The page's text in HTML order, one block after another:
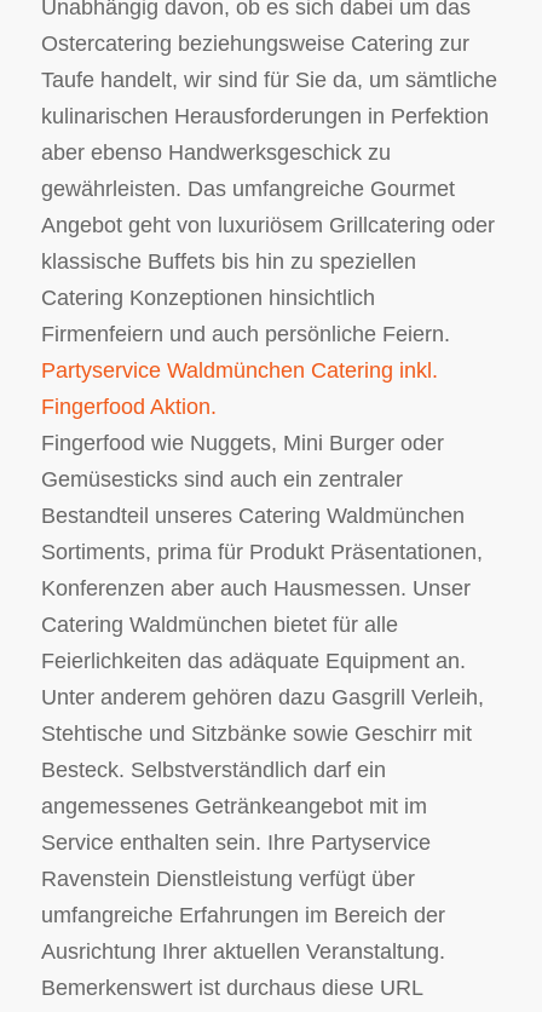
Unabhängig davon, ob es sich dabei um das
Ostercatering beziehungsweise Catering zur
Taufe handelt, wir sind für Sie da, um sämtliche
kulinarischen Herausforderungen in Perfektion
aber ebenso Handwerksgeschick zu
gewährleisten. Das umfangreiche Gourmet
Angebot geht von luxuriösem Grillcatering oder
klassische Buffets bis hin zu speziellen
Catering Konzeptionen hinsichtlich
Firmenfeiern und auch persönliche Feiern.
Partyservice Waldmünchen Catering inkl.
Fingerfood Aktion.
Fingerfood wie Nuggets, Mini Burger oder
Gemüsesticks sind auch ein zentraler
Bestandteil unseres Catering Waldmünchen
Sortiments, prima für Produkt Präsentationen,
Konferenzen aber auch Hausmessen. Unser
Catering Waldmünchen bietet für alle
Feierlichkeiten das adäquate Equipment an.
Unter anderem gehören dazu Gasgrill Verleih,
Stehtische und Sitzbänke sowie Geschirr mit
Besteck. Selbstverständlich darf ein
angemessenes Getränkeangebot mit im
Service enthalten sein. Ihre Partyservice
Ravenstein Dienstleistung verfügt über
umfangreiche Erfahrungen im Bereich der
Ausrichtung Ihrer aktuellen Veranstaltung.
Bemerkenswert ist durchaus diese URL